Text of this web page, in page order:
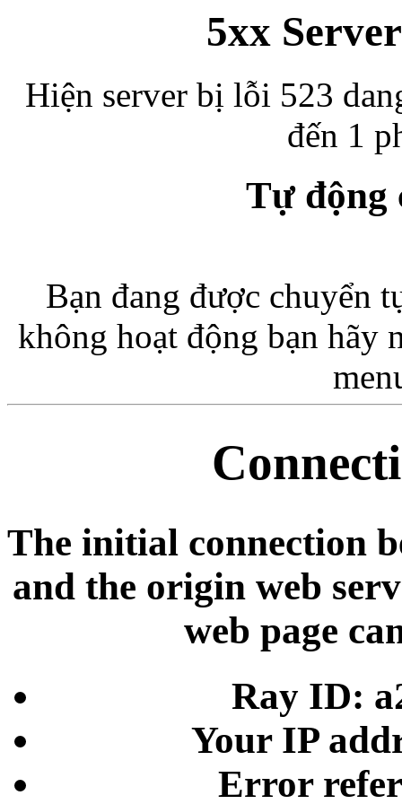
5xx
Hiện server bị lỗi 523
đến 1
Tự động
Bạn đang được chuyển
không hoạt động bạn hãy
The initial connection
and the origin web
web page
Ray ID:
Your IP
Error